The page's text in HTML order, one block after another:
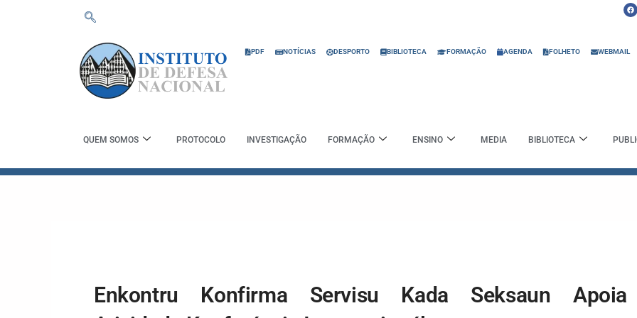
F
a
c
k
PDF NOTÍCIAS DESPORTO BIBLIOTECA FORMAÇÃO AGENDA FOLHETO WEBMAIL
QUEM SOMOS PROTOCOLO INVESTIGAÇÃO FORMAÇÃO ENSINO MEDIA BIBLIOTECA
Enkontru Konfirma Servisu Kada Seksaun Apoia